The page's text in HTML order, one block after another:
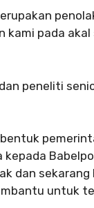
kami pada
peneliti
dan
untuk